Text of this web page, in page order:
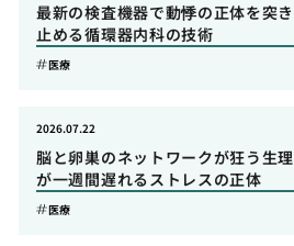
最新の検査機器で動悸の正体を突き
止める循環器内科の技術
医療
脳と卵巣のネットワークが狂う生理
が一週間遅れるストレスの正体
2026.07.22
医療